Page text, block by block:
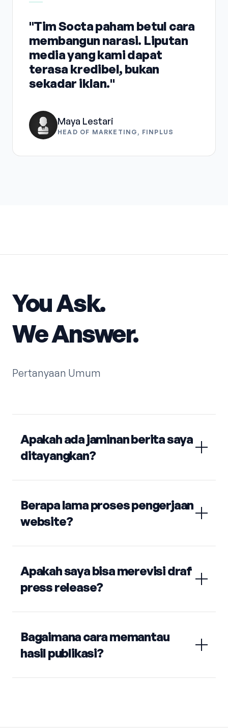
"Tim Socta paham betul cara
membangun narasi. Liputan
media yang kami dapat
terasa kredibel, bukan
sekadar iklan."
Maya Lestari
HEAD OF MARKETING, FINPLUS
You Ask.
We Answer.
Pertanyaan Umum
Apakah ada jaminan berita saya
ditayangkan?
Berapa lama proses pengerjaan
website?
Apakah saya bisa merevisi draf
press release?
Bagaimana cara memantau
hasil publikasi?